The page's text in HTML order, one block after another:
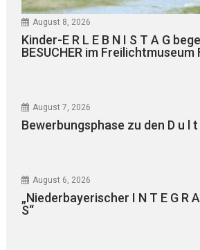
August 8, 2026
Kinder-E R L E B N I S T A G
BESUCHER im Freilichtmuseum
August 7, 2026
Bewerbungsphase zu den D u l
August 6, 2026
„Niederbayerischer I N T E G R
S“